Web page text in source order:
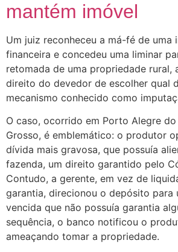
mantém imóvel
Um juiz reconheceu a má-fé de uma
financeira e concedeu uma liminar
retomada de uma propriedade rural,
direito do devedor de escolher qual
mecanismo conhecido como
O caso, ocorrido em Porto Alegre
Grosso, é emblemático: o produtor
dívida mais gravosa, que possuía
fazenda, um direito garantido pelo
Contudo, a gerente, em vez de
garantia, direcionou o depósito para
vencida que não possuía garantia
sequência, o banco notificou o
ameaçando tomar a propriedade.